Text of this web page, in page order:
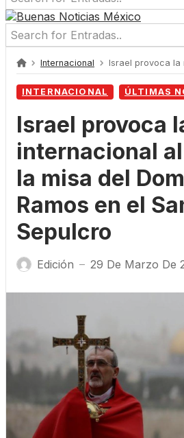
Internacional Israel provoca la repulsa internacional al
INTERNACIONAL ÚLTIMAS
Israel provoca
internacional
la misa del
Ramos en el
Sepulcro
Edición — 29 De Marzo De